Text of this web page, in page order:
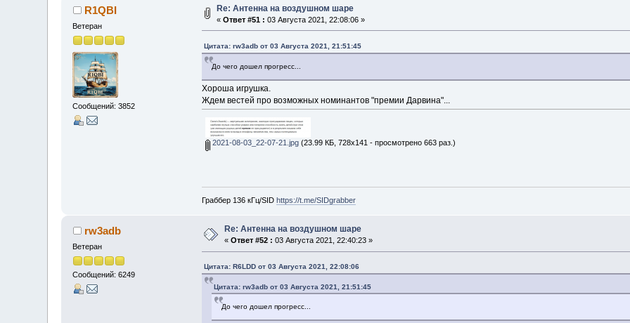
R1QBI
Ветеран
Сообщений: 3852
Re: Антенна на воздушном шаре
«Ответ #51 : 03 Августа 2021, 22:08:06 »
Цитата: rw3adb от 03 Августа 2021, 21:51:45
До чего дошел прогресс...
Хороша игрушка.
Ждем вестей про возможных номинантов "премии Дарвина"...
2021-08-03_22-07-21.jpg (23.99 КБ, 728x141 - просмотрено 663 раз.)
Граббер 136 кГц/SID https://t.me/SIDgrabber
rw3adb
Ветеран
Сообщений: 6249
Re: Антенна на воздушном шаре
«Ответ #52 : 03 Августа 2021, 22:40:23 »
Цитата: R6LDD от 03 Августа 2021, 22:08:06
Цитата: rw3adb от 03 Августа 2021, 21:51:45
До чего дошел прогресс...